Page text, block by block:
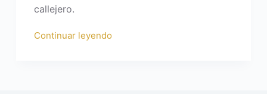
callejero.
Continuar leyendo